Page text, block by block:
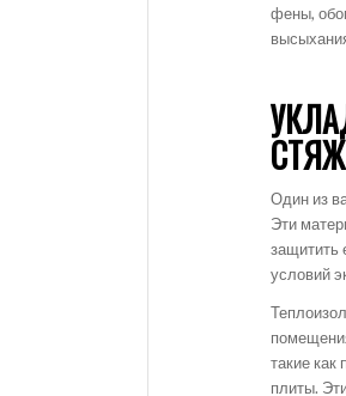
фены,
Один из
Эти
защитить
условий
такие
плиты.